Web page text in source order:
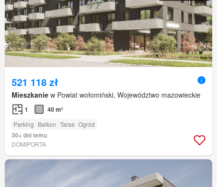
521 118 zł
Mieszkanie w Powiat wołomiński, Województwo mazowieckie
1 40 m²
Parking Balkon Taras Ogród
30+ dni temu
DOMIPORTA